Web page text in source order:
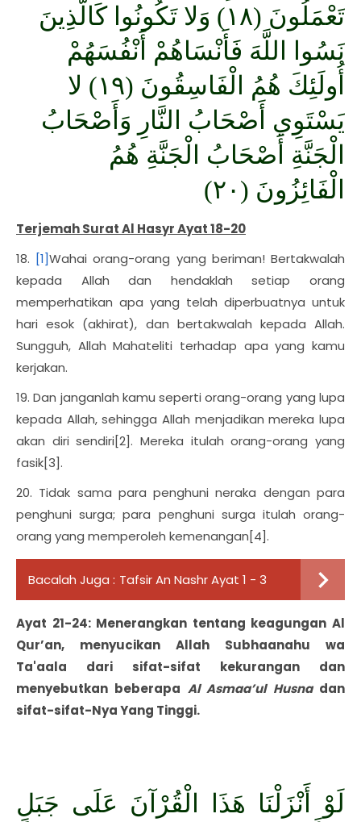
تَعْمَلُونَ (١٨) وَلا تَكُونُوا كَالَّذِينَ
نَسُوا اللَّهَ فَأَنْسَاهُمْ أَنْفُسَهُمْ
أُولَئِكَ هُمُ الْفَاسِقُونَ (١٩) لا
يَسْتَوِي أَصْحَابُ النَّارِ وَأَصْحَابُ
الْجَنَّةِ أَصْحَابُ الْجَنَّةِ هُمُ
الْفَائِزُونَ (٢٠)
Terjemah Surat Al Hasyr Ayat 18-20
18. [1]Wahai orang-orang yang beriman! Bertakwalah
kepada Allah dan hendaklah setiap orang
memperhatikan apa yang telah diperbuatnya untuk
hari esok (akhirat), dan bertakwalah kepada Allah.
Sungguh, Allah Mahateliti terhadap apa yang kamu
kerjakan.
19. Dan janganlah kamu seperti orang-orang yang lupa
kepada Allah, sehingga Allah menjadikan mereka lupa
akan diri sendiri[2]. Mereka itulah orang-orang yang
fasik[3].
20. Tidak sama para penghuni neraka dengan para
penghuni surga; para penghuni surga itulah orang-
orang yang memperoleh kemenangan[4].
Bacalah Juga : Tafsir An Nashr Ayat 1 - 3
Ayat 21-24: Menerangkan tentang keagungan Al
Qur’an, menyucikan Allah Subhaanahu wa
Ta'aala dari sifat-sifat kekurangan dan
menyebutkan beberapa Al Asmaa’ul Husnadan
sifat-sifat-Nya Yang Tinggi.
لَوْ أَنْزَلْنَا هَذَا الْقُرْآنَ عَلَى جَبَلٍ